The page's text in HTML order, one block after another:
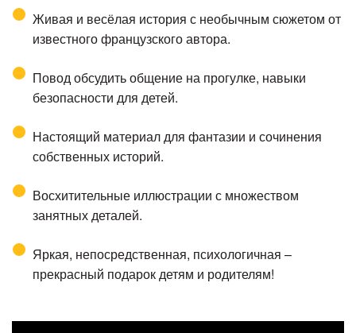
Живая и весёлая история с необычным сюжетом от
известного французского автора.
Повод обсудить общение на прогулке, навыки
безопасности для детей.
Настоящий материал для фантазии и сочинения
собственных историй.
Восхитительные иллюстрации с множеством
занятных деталей.
Яркая, непосредственная, психологичная –
прекрасный подарок детям и родителям!